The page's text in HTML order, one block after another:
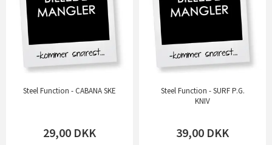
Steel Function - CABANA SKE
29,00 DKK
Steel Function - SURF P.G.
KNIV
39,00 DKK